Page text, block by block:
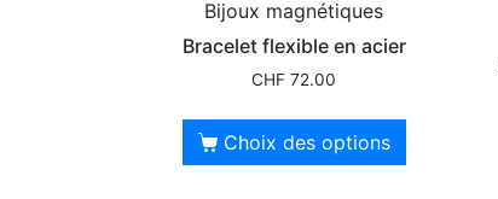
Bijoux magnétiques
Bracelet flexible en acier
CHF 72.00
Choix des options